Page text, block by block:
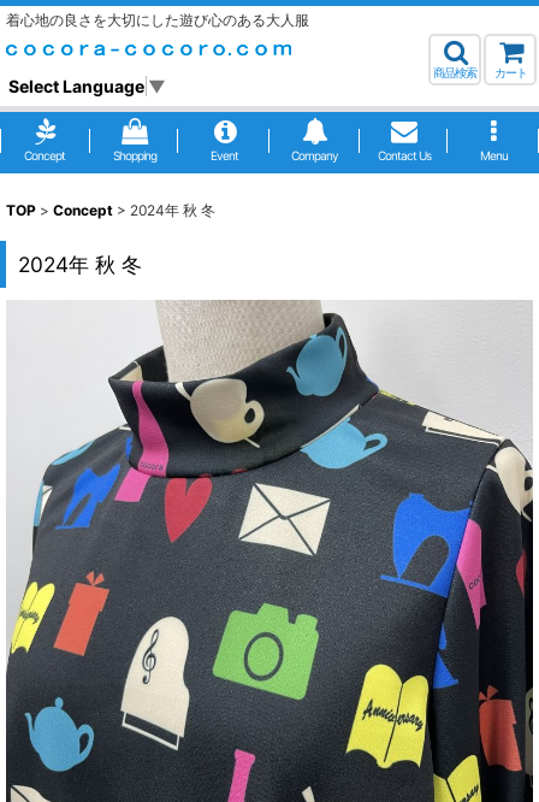
着心地の良さを大切にした遊び心のある大人服
Select Language ▼
商品検索 カート
Concept Shopping Event Company Contact Us Menu
TOP > Concept > 2024年 秋 冬
2024年 秋 冬